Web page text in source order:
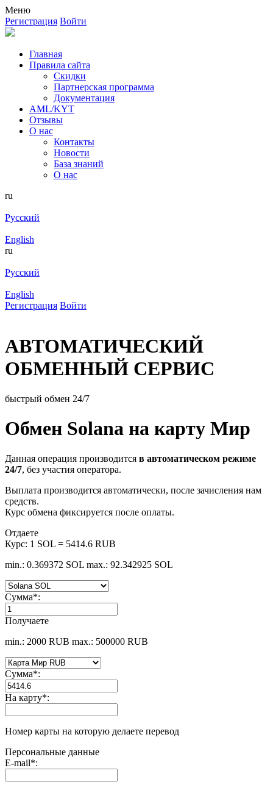
Меню
Регистрация Войти
Главная
Правила сайта
Скидки
Партнерская программа
Документация
AML/KYT
Отзывы
О нас
Контакты
Новости
База знаний
О нас
ru
Русский
English
ru
Русский
English
Регистрация Войти
АВТОМАТИЧЕСКИЙ
ОБМЕННЫЙ СЕРВИС
быстрый обмен 24/7
Обмен Solana на карту Мир
Данная операция производится в автоматическом режиме
24/7, без участия оператора.
Выплата производится автоматически, после зачисления нам
средств.
Курс обмена фиксируется после оплаты.
Отдаете
Курс: 1 SOL = 5414.6 RUB
min.: 0.369372 SOL max.: 92.342925 SOL
Сумма*:
Получаете
min.: 2000 RUB max.: 500000 RUB
Сумма*:
На карту*:
Номер карты на которую делаете перевод
Персональные данные
E-mail*: